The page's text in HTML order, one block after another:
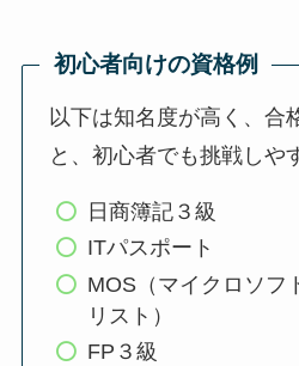
初心者向けの資格例
以下は知名度が高く、合
と、初心者でも挑戦しや
日商簿記３級
ITパスポート
MOS（マイクロソフ
リスト）
FP３級